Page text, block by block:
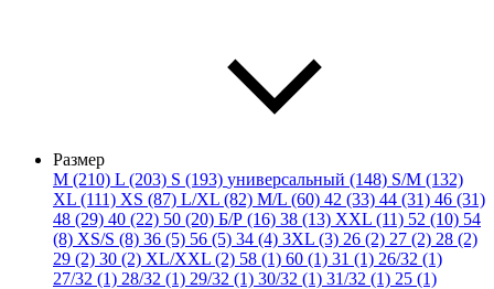
Размер
M (210) L (203) S (193) универсальный (148) S/M (132)
XL (111) XS (87) L/XL (82) M/L (60) 42 (33) 44 (31) 46 (31)
48 (29) 40 (22) 50 (20) Б/Р (16) 38 (13) XXL (11) 52 (10) 54
(8) XS/S (8) 36 (5) 56 (5) 34 (4) 3XL (3) 26 (2) 27 (2) 28 (2)
29 (2) 30 (2) XL/XXL (2) 58 (1) 60 (1) 31 (1) 26/32 (1)
27/32 (1) 28/32 (1) 29/32 (1) 30/32 (1) 31/32 (1) 25 (1)